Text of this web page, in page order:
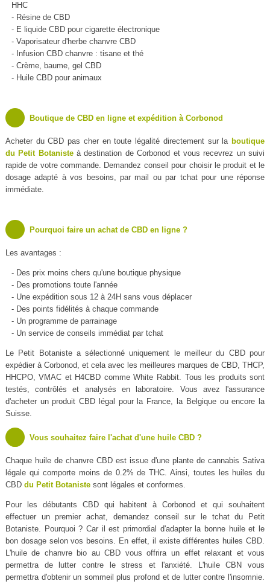
HHC
- Résine de CBD
- E liquide CBD pour cigarette électronique
- Vaporisateur d'herbe chanvre CBD
- Infusion CBD chanvre : tisane et thé
- Crème, baume, gel CBD
- Huile CBD pour animaux
Boutique de CBD en ligne et expédition à Corbonod
Acheter du CBD pas cher en toute légalité directement sur la boutique
du Petit Botanisteà destination de Corbonod et vous recevrez un suivi
rapide de votre commande. Demandez conseil pour choisir le produit et le
dosage adapté à vos besoins, par mail ou par tchat pour une réponse
immédiate.
Pourquoi faire un achat de CBD en ligne ?
Les avantages :
- Des prix moins chers qu'une boutique physique
- Des promotions toute l'année
- Une expédition sous 12 à 24H sans vous déplacer
- Des points fidélités à chaque commande
- Un programme de parrainage
- Un service de conseils immédiat par tchat
Le Petit Botaniste a sélectionné uniquement le meilleur du CBD pour
expédier à Corbonod, et cela avec les meilleures marques de CBD, THCP,
HHCPO, VMAC et H4CBD comme White Rabbit. Tous les produits sont
testés, contrôlés et analysés en laboratoire. Vous avez l'assurance
d'acheter un produit CBD légal pour la France, la Belgique ou encore la
Suisse.
Vous souhaitez faire l'achat d'une huile CBD ?
Chaque huile de chanvre CBD est issue d'une plante de cannabis Sativa
légale qui comporte moins de 0.2% de THC. Ainsi, toutes les huiles du
CBD du Petit Botanistesont légales et conformes.
Pour les débutants CBD qui habitent à Corbonod et qui souhaitent
effectuer un premier achat, demandez conseil sur le tchat du Petit
Botaniste. Pourquoi ? Car il est primordial d'adapter la bonne huile et le
bon dosage selon vos besoins. En effet, il existe différentes huiles CBD.
L'huile de chanvre bio au CBD vous offrira un effet relaxant et vous
permettra de lutter contre le stress et l'anxiété. L'huile CBN vous
permettra d'obtenir un sommeil plus profond et de lutter contre l'insomnie.